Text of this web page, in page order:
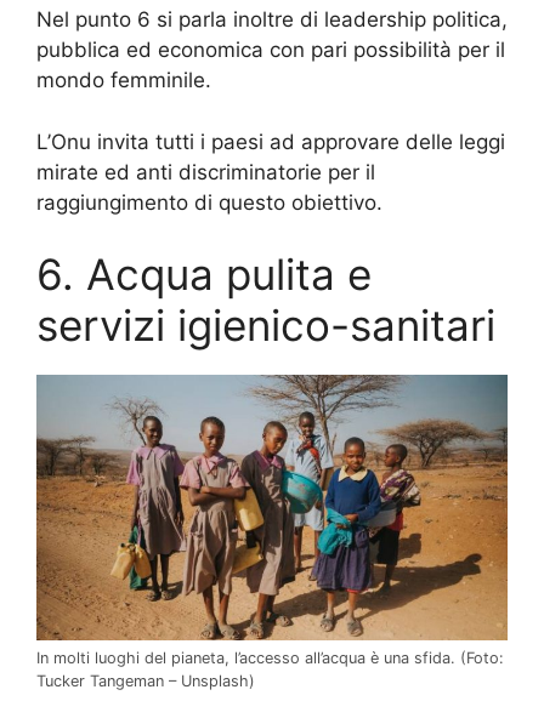
Nel punto 6 si parla inoltre di leadership politica,
pubblica ed economica con pari possibilità per il
mondo femminile.
L’Onu invita tutti i paesi ad approvare delle leggi
mirate ed anti discriminatorie per il
raggiungimento di questo obiettivo.
6. Acqua pulita e
servizi igienico-sanitari
In molti luoghi del pianeta, l’accesso all’acqua è una sfida. (Foto:
Tucker Tangeman – Unsplash)